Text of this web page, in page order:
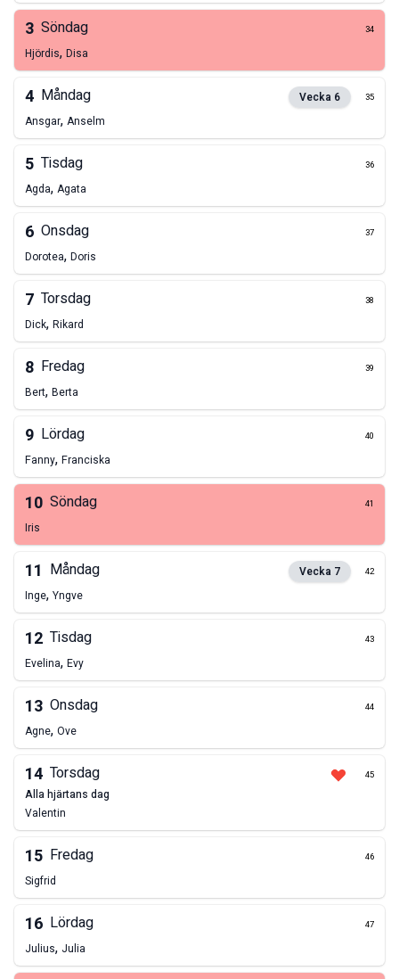
3 Söndag 34
Hjördis, Disa
4 Måndag Vecka 6 35
Ansgar, Anselm
5 Tisdag 36
Agda, Agata
6 Onsdag 37
Dorotea, Doris
7 Torsdag 38
Dick, Rikard
8 Fredag 39
Bert, Berta
9 Lördag 40
Fanny, Franciska
10 Söndag 41
Iris
11 Måndag Vecka 7 42
Inge, Yngve
12 Tisdag 43
Evelina, Evy
13 Onsdag 44
Agne, Ove
14 Torsdag 45
alla hjärtans dag
Valentin
15 Fredag 46
Sigfrid
16 Lördag 47
Julius, Julia